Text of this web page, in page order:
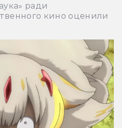
ради
кино оценили